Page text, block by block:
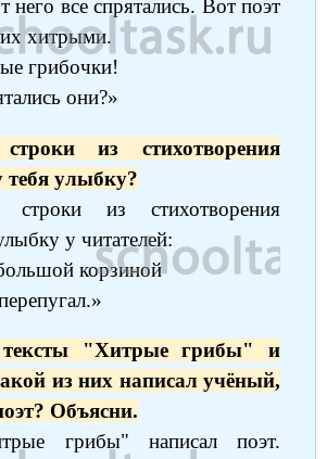
него все спрятались. Вот поэт
хитрыми.
грибочки!
они?»
из стихотворения
улыбку?
строки из стихотворения
у читателей:
корзиной
"Хитрые грибы" и
из них написал учёный,
Объясни.
грибы" написал поэт.